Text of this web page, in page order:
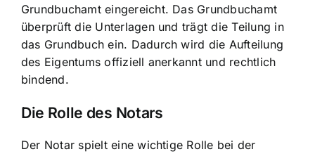
Grundbuchamt eingereicht. Das Grundbuchamt
überprüft die Unterlagen und trägt die Teilung in
das Grundbuch ein. Dadurch wird die Aufteilung
des Eigentums offiziell anerkannt und rechtlich
bindend.
Die Rolle des Notars
Der Notar spielt eine wichtige Rolle bei der